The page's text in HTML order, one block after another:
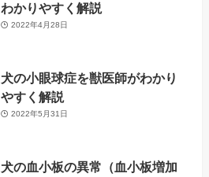
わかりやすく解説
2022年4月28日
犬の小眼球症を獣医師がわかり
やすく解説
2022年5月31日
犬の血小板の異常（血小板増加